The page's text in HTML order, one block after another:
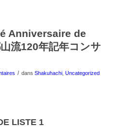
Anniversaire de
流120年記年コンサ
/ dans Shakuhachi, Uncategorized
LISTE 1